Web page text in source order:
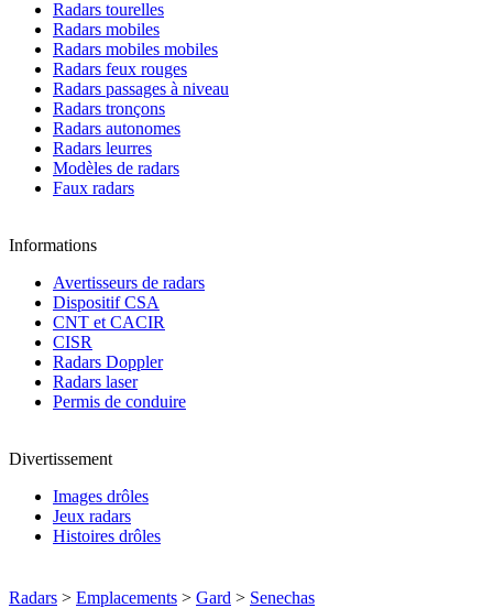
Radars tourelles
Radars mobiles
Radars mobiles mobiles
Radars feux rouges
Radars passages à niveau
Radars tronçons
Radars autonomes
Radars leurres
Modèles de radars
Faux radars
Informations
Avertisseurs de radars
Dispositif CSA
CNT et CACIR
CISR
Radars Doppler
Radars laser
Permis de conduire
Divertissement
Images drôles
Jeux radars
Histoires drôles
Radars > Emplacements > Gard > Senechas